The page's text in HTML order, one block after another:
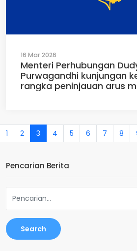
16 Mar 2026
Menteri Perhubungan
Purwagandhi kunjungan
rangka peninjauan arus
1 2 3 4 5 6 7 8
Pencarian Berita
Search